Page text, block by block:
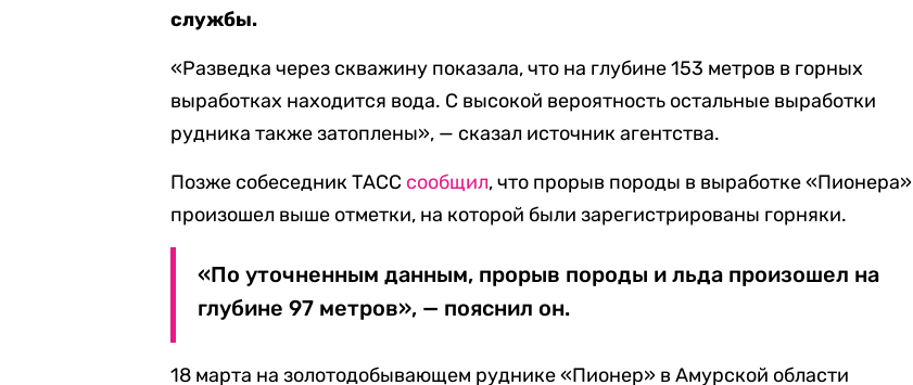
службы.
«Разведка через скважину показала, что на глубине 153 метров в горных
выработках находится вода. С высокой вероятность остальные выработки
рудника также затоплены», — сказал источник агентства.
Позже собеседник ТАСС сообщил, что прорыв породы в выработке «Пионера»
произошел выше отметки, на которой были зарегистрированы горняки.
«По уточненным данным, прорыв породы и льда произошел на
глубине 97 метров», — пояснил он.
18 марта на золотодобывающем руднике «Пионер» в Амурской области